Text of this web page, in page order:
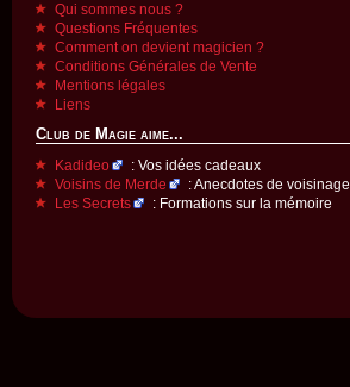
Qui sommes nous ?
Questions Fréquentes
Comment on devient magicien ?
Conditions Générales de Vente
Mentions légales
Liens
Club de Magie aime...
Kadideo
: Vos idées cadeaux
Voisins de Merde
: Anecdotes de voisinage
Les Secrets
: Formations sur la mémoire